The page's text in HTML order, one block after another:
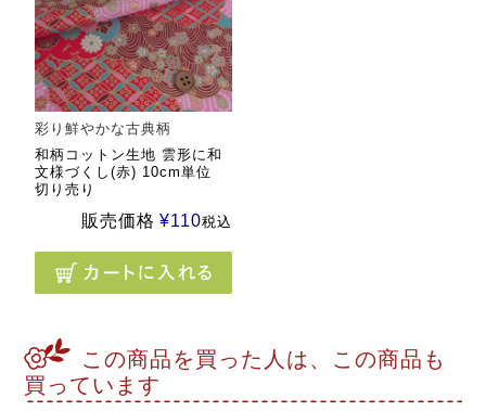
彩り鮮やかな古典柄
和柄コットン生地 雲形に和
文様づくし(赤) 10cm単位
切り売り
販売価格 ¥110税込
この商品を買った人は、この商品も
買っています